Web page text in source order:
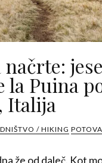
la Puina
Italija
/ HIKING
že od daleč. Kot